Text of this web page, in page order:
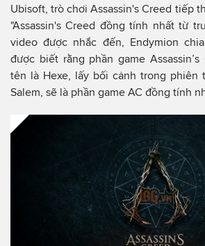
Ubisoft, trò chơi Assassin's Creed tiếp
"Assassin's Creed đồng tính nhất từ
video được nhắc đến, Endymion
được biết rằng phần game
tên là Hexe, lấy bối cảnh trong phiên
Salem, sẽ là phần game AC đồng tính